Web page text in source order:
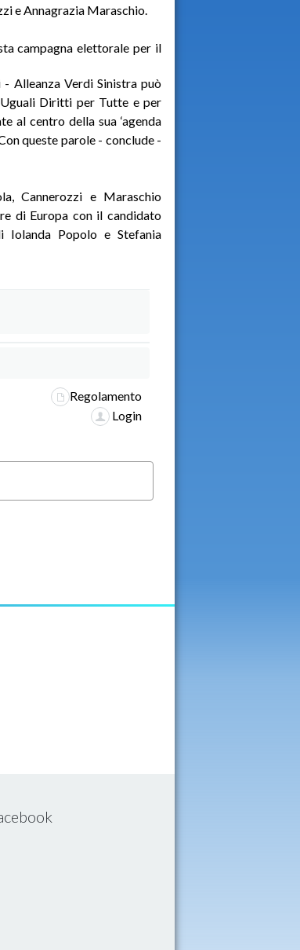
e Annagrazia Maraschio.
campagna elettorale per il
Alleanza Verdi Sinistra può
Uguali Diritti per Tutte e per
al centro della sua ‘agenda
queste parole - conclude -
Cannerozzi e Maraschio
di Europa con il candidato
Iolanda Popolo e Stefania
Regolamento
Login